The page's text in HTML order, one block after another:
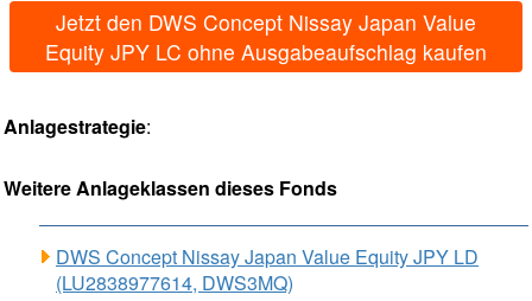
Jetzt den DWS Concept Nissay Japan Value
Equity JPY LC ohne Ausgabeaufschlag kaufen
Anlagestrategie:
Weitere Anlageklassen dieses Fonds
DWS Concept Nissay Japan Value Equity JPY LD
(LU2838977614, DWS3MQ)